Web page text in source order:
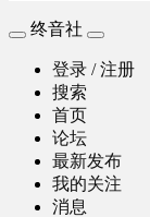
终音社
登录 / 注册
搜索
首页
论坛
最新发布
我的关注
消息